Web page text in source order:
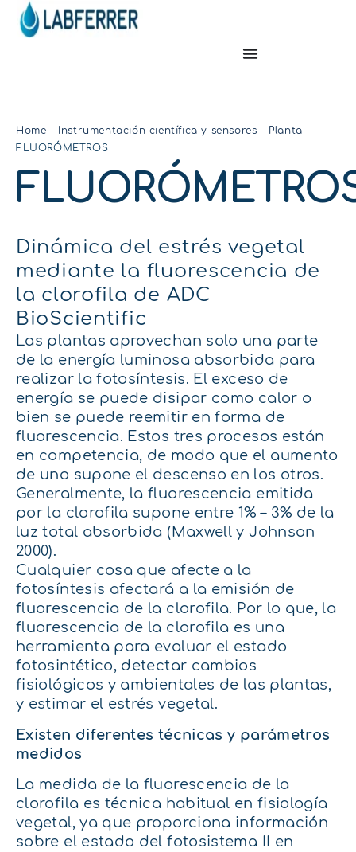
Home - Instrumentación científica y sensores - Planta -
FLUORÓMETROS
Dinámica del estrés vegetal
mediante la fluorescencia de
la clorofila de ADC
BioScientific
Las plantas aprovechan solo una parte
de la energía luminosa absorbida para
realizar la fotosíntesis. El exceso de
energía se puede disipar como calor o
bien se puede reemitir en forma de
fluorescencia. Estos tres procesos están
en competencia, de modo que el aumento
de uno supone el descenso en los otros.
Generalmente, la fluorescencia emitida
por la clorofila supone entre 1% – 3% de la
luz total absorbida (Maxwell y Johnson
2000).
Cualquier cosa que afecte a la
fotosíntesis afectará a la emisión de
fluorescencia de la clorofila. Por lo que, la
fluorescencia de la clorofila es una
herramienta para evaluar el estado
fotosintético, detectar cambios
fisiológicos y ambientales de las plantas,
y estimar el estrés vegetal.
Existen diferentes técnicas y parámetros
medidos
La medida de la fluorescencia de la
clorofila es técnica habitual en fisiología
vegetal, ya que proporciona información
sobre el estado del fotosistema II en